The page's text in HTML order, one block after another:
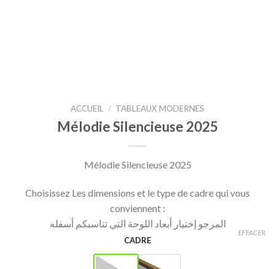
ACCUEIL / TABLEAUX MODERNES
Mélodie Silencieuse 2025
Mélodie Silencieuse 2025
Choisissez Les dimensions et le type de cadre qui vous
conviennent :
المرجو إختيار أبعاد اللوحة التي تناسبكم أسفله
CADRE
EFFACER